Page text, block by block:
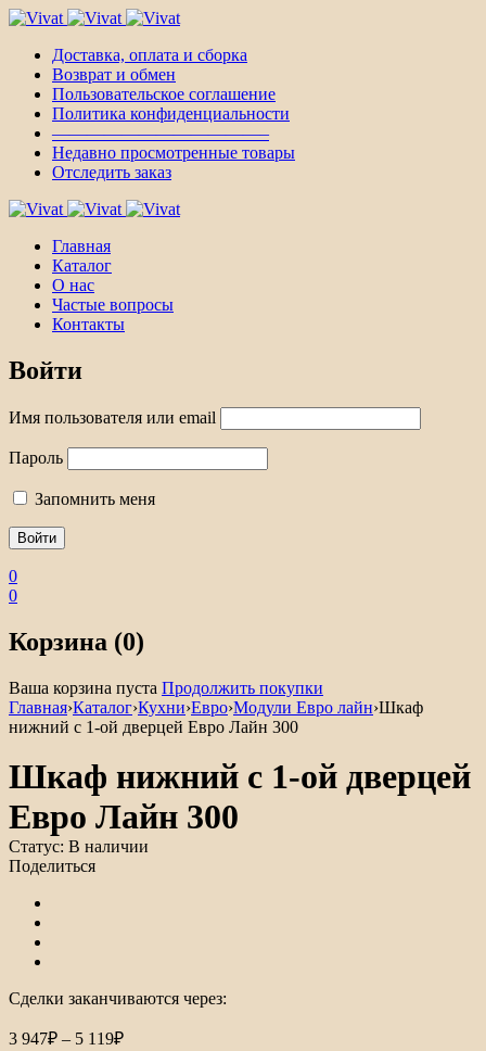
Доставка, оплата и сборка
Возврат и обмен
Пользовательское соглашение
Политика конфиденциальности
————————————–
Недавно просмотренные товары
Отследить заказ
Главная
Каталог
О нас
Частые вопросы
Контакты
Войти
Имя пользователя или email
Пароль
Запомнить меня
0
0
Корзина (0)
Ваша корзина пуста Продолжить покупки
Главная›Каталог›Кухни›Евро›Модули Евро лайн›Шкаф
нижний с 1-ой дверцей Евро Лайн 300
Шкаф нижний с 1-ой дверцей
Евро Лайн 300
Статус: В наличии
Поделиться
Сделки заканчиваются через:
3 947₽ – 5 119₽Диапазон